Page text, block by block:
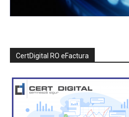
CertDigital RO eFactura